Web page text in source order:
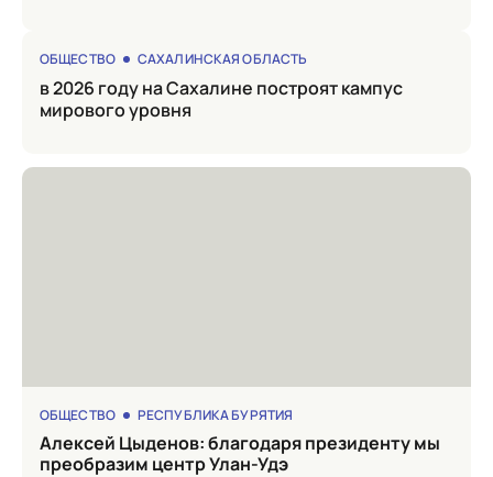
ОБЩЕСТВО САХАЛИНСКАЯ ОБЛАСТЬ
в 2026 году на Сахалине построят кампус
мирового уровня
ОБЩЕСТВО РЕСПУБЛИКА БУРЯТИЯ
Алексей Цыденов: благодаря президенту мы
преобразим центр Улан-Удэ